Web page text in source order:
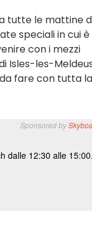
tutte le mattine
speciali in cui è
con i mezzi
Isles-les-
da fare con tutta la